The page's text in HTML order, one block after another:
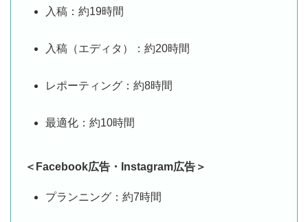
入稿：約19時間
入稿（エディタ）：約20時間
レポーティング：約8時間
最適化：約10時間
＜Facebook広告・Instagram広告＞
プランニング：約7時間